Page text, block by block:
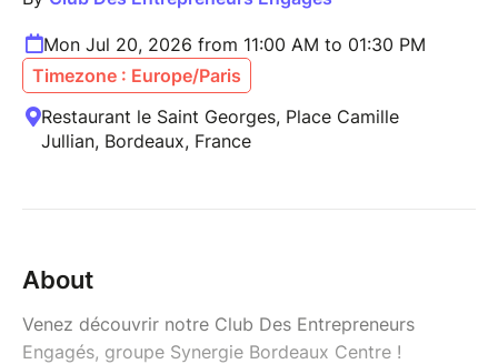
Mon Jul 20, 2026 from 11:00 AM to 01:30 PM
Timezone : Europe/Paris
Restaurant le Saint Georges, Place Camille
Jullian, Bordeaux, France
About
Venez découvrir notre Club Des Entrepreneurs
Engagés, groupe Synergie Bordeaux Centre !